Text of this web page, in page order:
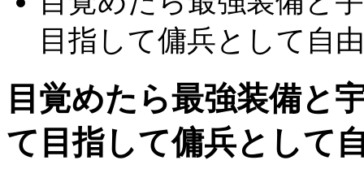
目指して傭兵として自
目覚めたら最強装備と
て目指して傭兵として